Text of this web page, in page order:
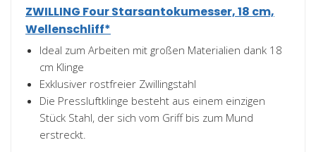
ZWILLING Four Starsantokumesser, 18 cm,
Wellenschliff*
Ideal zum Arbeiten mit großen Materialien dank 18
cm Klinge
Exklusiver rostfreier Zwillingstahl
Die Pressluftklinge besteht aus einem einzigen
Stück Stahl, der sich vom Griff bis zum Mund
erstreckt.